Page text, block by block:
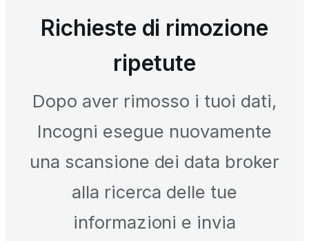
Richieste di rimozione
ripetute
Dopo aver rimosso i tuoi dati,
Incogni esegue nuovamente
una scansione dei data broker
alla ricerca delle tue
informazioni e invia